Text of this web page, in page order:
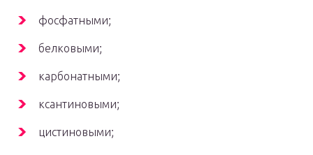
фосфатными;
белковыми;
карбонатными;
ксантиновыми;
цистиновыми;